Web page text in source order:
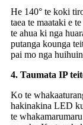
He 140° te koki
taea te maataki e
te ahua ki nga
putanga kounga
pai mo nga
4. Taumata IP
Ko te
hakinakina LED
te